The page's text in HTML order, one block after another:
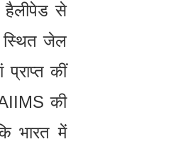
हैलीपेड से
स्थित जेल
कीं
की
भारत में